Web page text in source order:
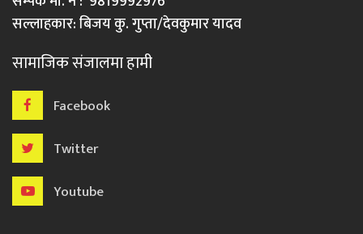
सल्लाहकार: बिजय कु. गुप्ता/देवकुमार यादव
सामाजिक संजालमा हामी
Facebook
Twitter
Youtube